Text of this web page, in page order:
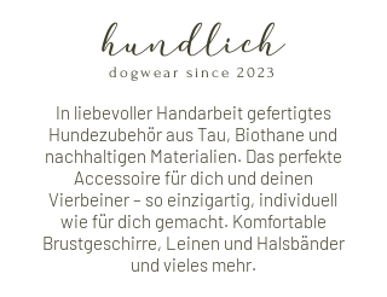
hundlich
dogwear since 2023
In liebevoller Handarbeit gefertigtes
Hundezubehör aus Tau, Biothane und
nachhaltigen Materialien. Das perfekte
Accessoire für dich und deinen
Vierbeiner – so einzigartig, individuell
wie für dich gemacht. Komfortable
Brustgeschirre, Leinen und Halsbänder
und vieles mehr.